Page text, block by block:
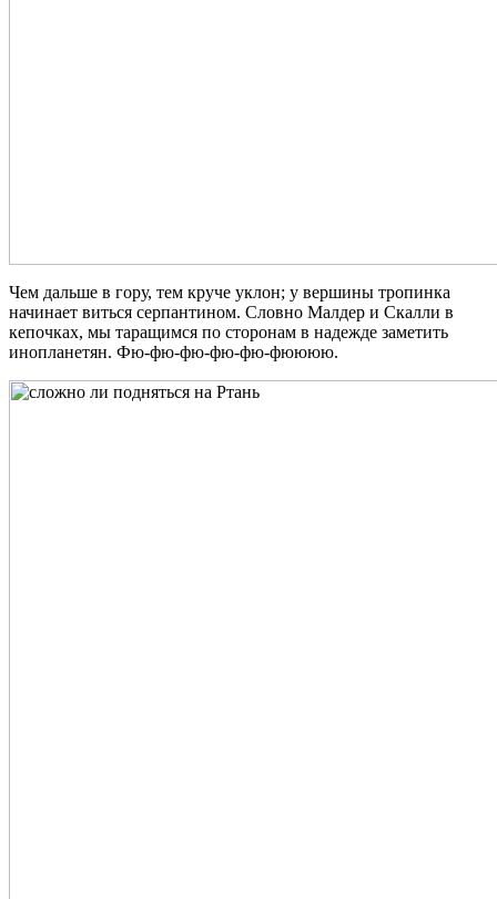
Чем дальше в гору, тем круче уклон; у вершины тропинка
начинает виться серпантином. Словно Малдер и Скалли в
кепочках, мы таращимся по сторонам в надежде заметить
инопланетян. Фю-фю-фю-фю-фю-фюююю.